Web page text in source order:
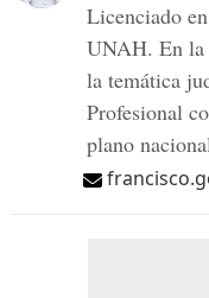
Licenciado
UNAH. En la
la temática
Profesional
plano